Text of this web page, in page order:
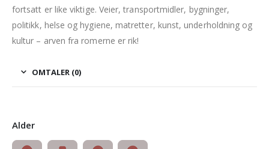
fortsatt er like viktige. Veier, transportmidler, bygninger,
politikk, helse og hygiene, matretter, kunst, underholdning og
kultur – arven fra romerne er rik!
OMTALER (0)
Alder